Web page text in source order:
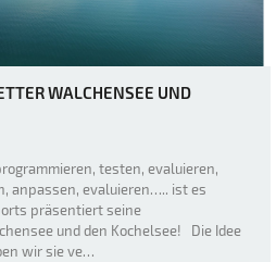
WALCHENSEE UND
testen, evaluieren,
anpassen, evaluieren….. ist es
präsentiert seine
und den Kochelsee! Die Idee
wir sie ve…